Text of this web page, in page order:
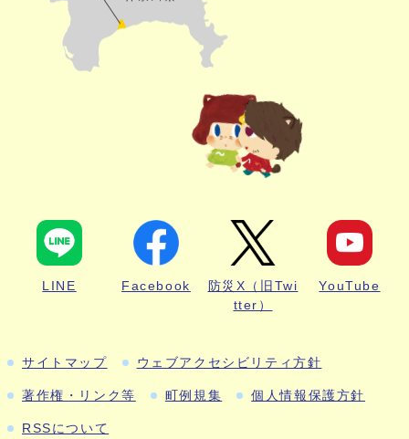
LINE Facebook
防災X（旧Twi
tter）
YouTube
サイトマップ ウェブアクセシビリティ方針
著作権・リンク等 町例規集 個人情報保護方針
RSSについて